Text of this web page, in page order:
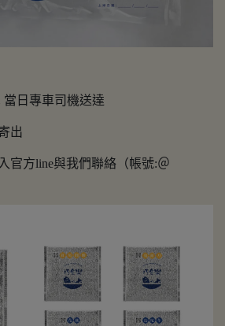
當日專車司機送達
出
官方line與我們聯絡（帳號:＠